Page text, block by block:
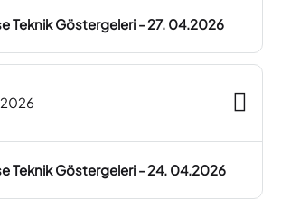
Teknik Göstergeleri - 27. 04.2026
Teknik Göstergeleri - 24. 04.2026